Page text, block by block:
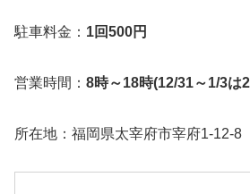
駐車料金： 1回500円
営業時間： 8時～18時(12/31～1/3は
所在地：福岡県太宰府市宰府1-12-8